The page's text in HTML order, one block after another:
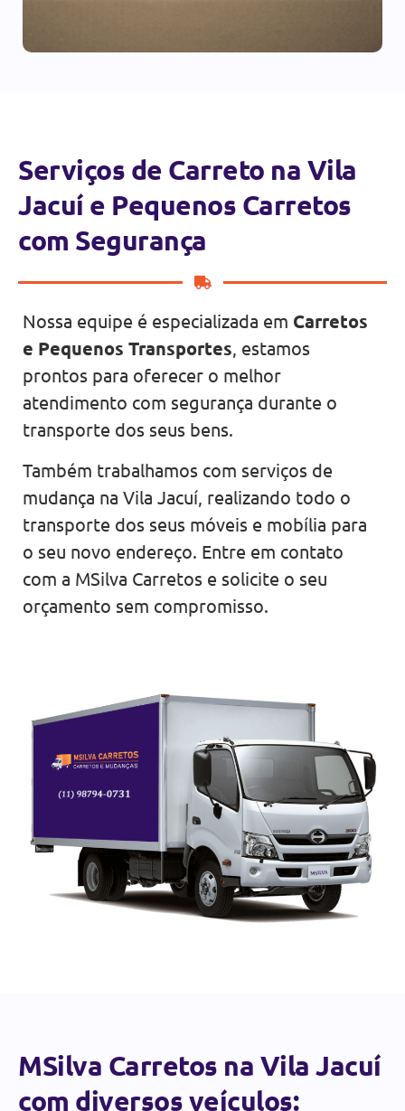
Serviços de Carreto na Vila
Jacuí e Pequenos Carretos
com Segurança
Nossa equipe é especializada em Carretos
e Pequenos Transportes, estamos
prontos para oferecer o melhor
atendimento com segurança durante o
transporte dos seus bens.
Também trabalhamos com serviços de
mudança na Vila Jacuí, realizando todo o
transporte dos seus móveis e mobília para
o seu novo endereço. Entre em contato
com a MSilva Carretos e solicite o seu
orçamento sem compromisso.
MSilva Carretos na Vila Jacuí
com diversos veículos: